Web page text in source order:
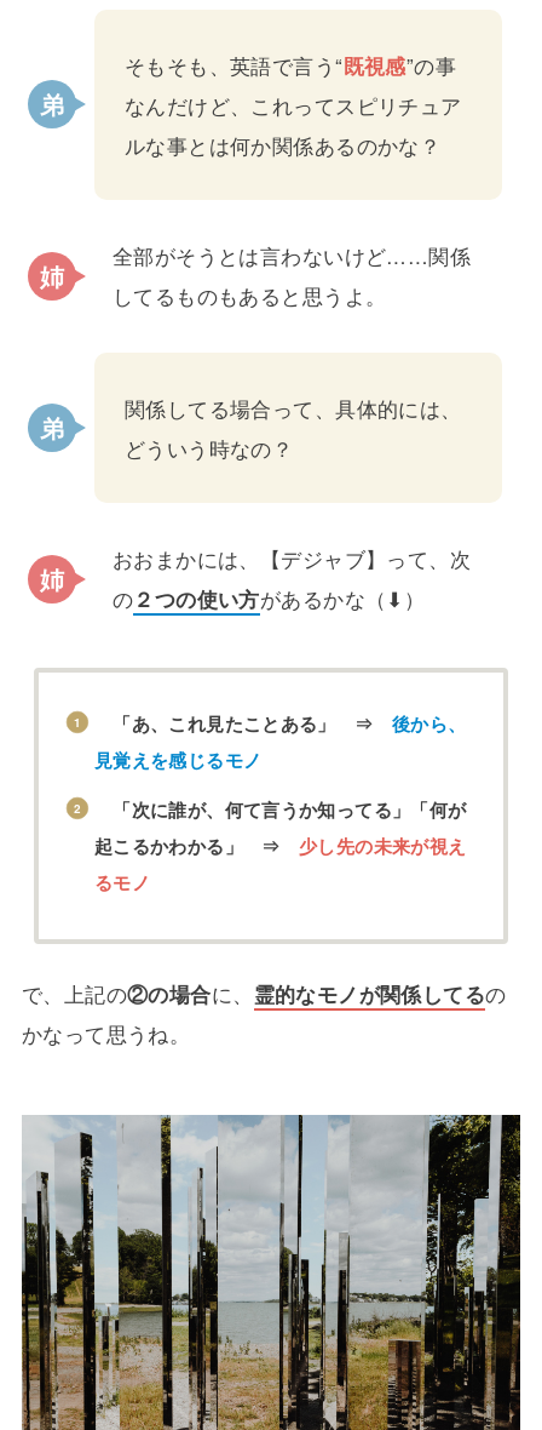
そもそも、英語で言う“既視感”の事
なんだけど、これってスピリチュア
ルな事とは何か関係あるのかな？
全部がそうとは言わないけど……関係
してるものもあると思うよ。
関係してる場合って、具体的には、
どういう時なの？
おおまかには、【デジャブ】って、次
の２つの使い方があるかな（⬇）
「あ、これ見たことある」 ⇒ 後から、
見覚えを感じるモノ
「次に誰が、何て言うか知ってる」「何が
起こるかわかる」 ⇒ 少し先の未来が視え
るモノ
で、上記の②の場合に、 霊的なモノが関係してるの
かなって思うね。